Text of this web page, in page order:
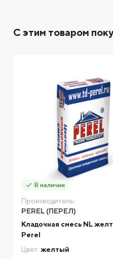
С этим товаром
В наличии
Производитель:
PEREL (ПЕРЕЛ)
Кладочная смесь NL
Perel
Цвет: желтый